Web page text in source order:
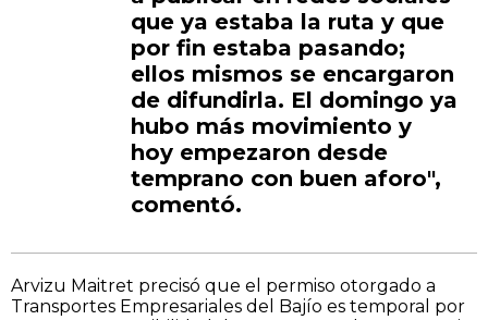
que ya estaba la ruta y que
por fin estaba pasando;
ellos mismos se encargaron
de difundirla. El domingo ya
hubo más movimiento y
hoy empezaron desde
temprano con buen aforo",
comentó.
Arvizu Maitret precisó que el permiso otorgado a
Transportes Empresariales del Bajío es temporal por